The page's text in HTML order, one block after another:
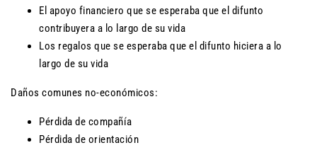
El apoyo financiero que se esperaba que el difunto
contribuyera a lo largo de su vida
Los regalos que se esperaba que el difunto hiciera a lo
largo de su vida
Daños comunes no-económicos:
Pérdida de compañía
Pérdida de orientación